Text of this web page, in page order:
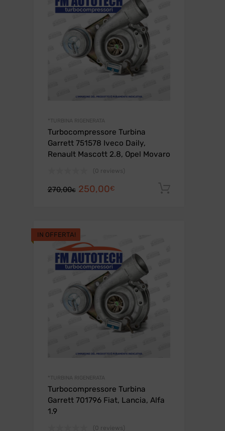
*TURBINA RIGENERATA
Turbocompressore Turbina
Garrett 751578 Iveco Daily,
Renault Mascott 2.8, Opel Movaro
(0 reviews)
270,00€ Il
era:
270,00€.
250,00€Il
IN OFFERTA!
*TURBINA RIGENERATA
Turbocompressore Turbina
Garrett 701796 Fiat, Lancia, Alfa
1.9
(0 reviews)